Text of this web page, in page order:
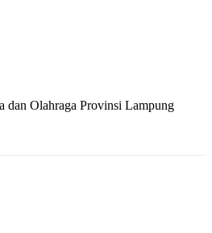
dan Olahraga Provinsi Lampung